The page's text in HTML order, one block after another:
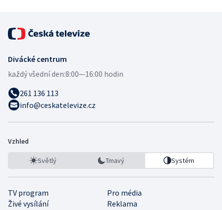
Divácké centrum
každý všední den:8:00—16:00 hodin
261 136 113
info@ceskatelevize.cz
Vzhled
Světlý Tmavý Systém
TV program
Pro média
Živé vysílání
Reklama